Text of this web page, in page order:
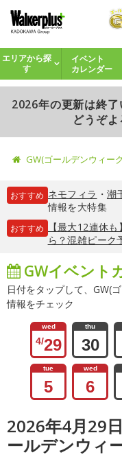
エリアから探
す
イベント
カレンダー
2026年の更新は終
どうぞよ
GW(ゴールデンウィー
おすすめ ネモフィラ ・ 潮
情報を大特集
おすすめ
【最大12連休
ら？混雑ピーク
GWイベント
日付をタップして、GW(
情報をチェック
wed
4/29
thu
30
tue
5
wed
6
2026年4月29
ールデンウィ